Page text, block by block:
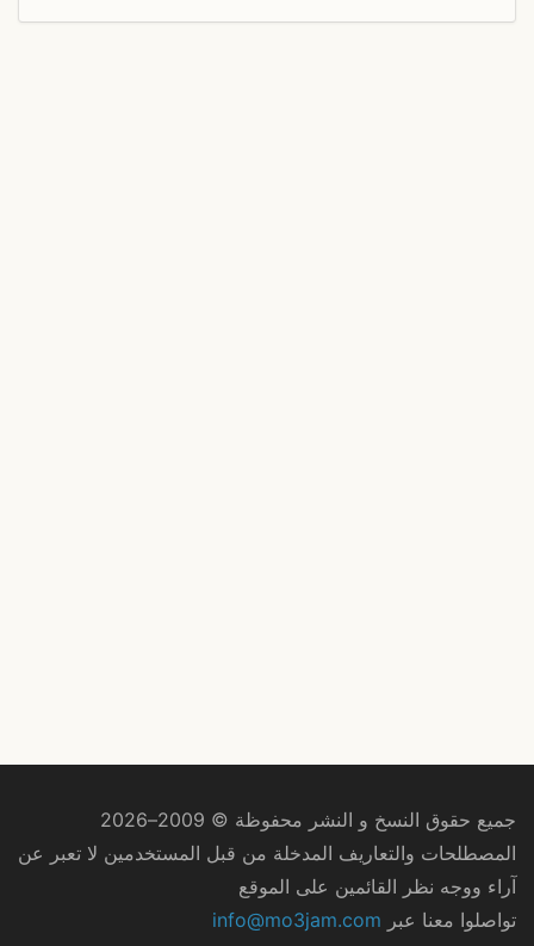
جميع حقوق النسخ و النشر محفوظة © 2009–2026
المصطلحات والتعاريف المدخلة من قبل المستخدمين لا تعبر عن
آراء ووجه نظر القائمين على الموقع
تواصلوا معنا عبر info@mo3jam.com